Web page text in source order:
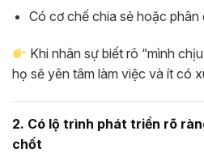
Có cơ chế chia sẻ hoặc phân
Khi nhân sự biết rõ “mình
họ sẽ yên tâm làm việc và ít có
2. Có lộ trình phát triển rõ
chốt